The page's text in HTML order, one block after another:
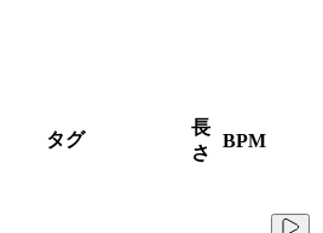
タグ
長
さ
BPM